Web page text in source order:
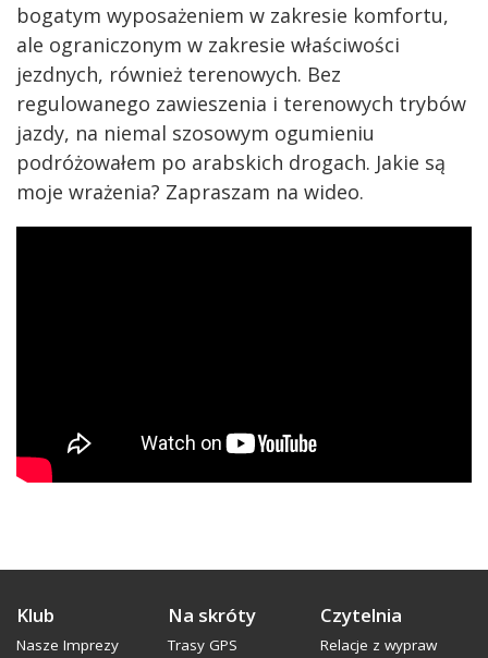
bogatym wyposażeniem w zakresie komfortu,
ale ograniczonym w zakresie właściwości
jezdnych, również terenowych. Bez
regulowanego zawieszenia i terenowych trybów
jazdy, na niemal szosowym ogumieniu
podróżowałem po arabskich drogach. Jakie są
moje wrażenia? Zapraszam na wideo.
Klub
Nasze Imprezy
Na skróty
Trasy GPS
Czytelnia
Relacje z wypraw